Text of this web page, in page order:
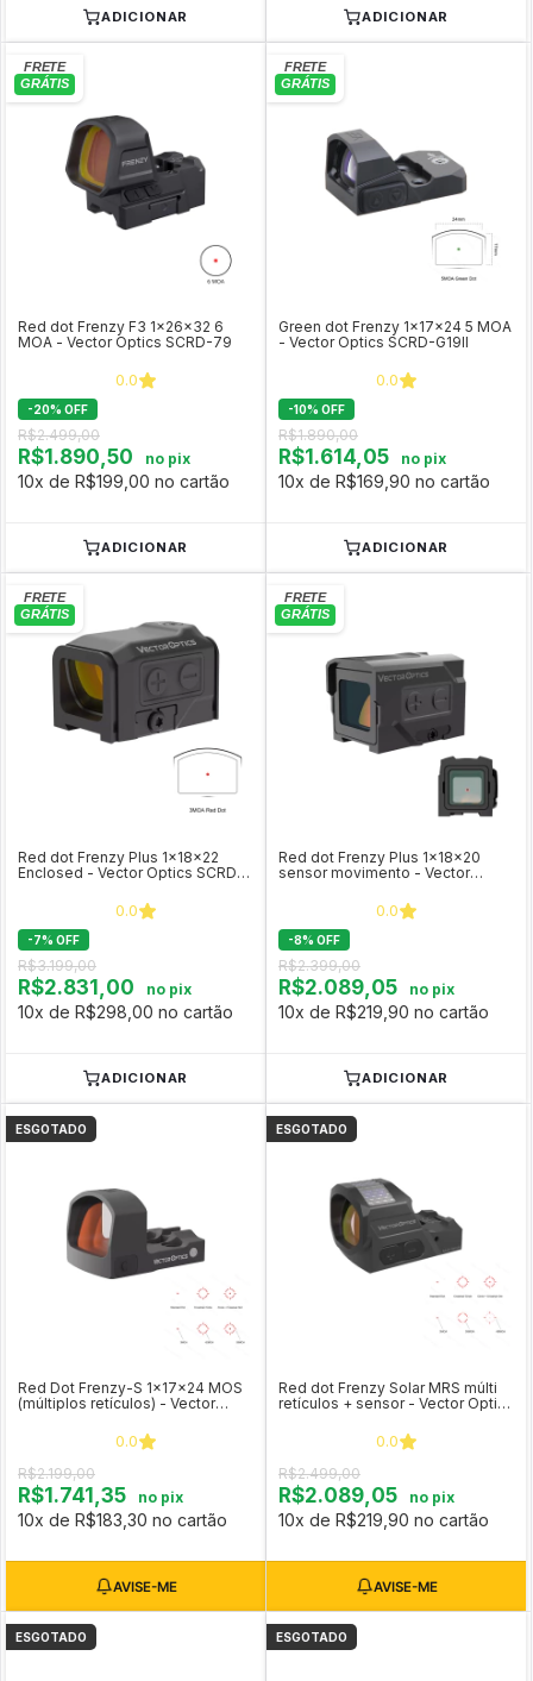
ADICIONAR ADICIONAR
Red dot Frenzy F3 1x26x32 6
MOA - Vector Optics SCRD-79
0.0
-20% OFF
R$2.499,00
R$1.890,50 no pix
10x de R$199,00 no cartão
ADICIONAR
Green dot Frenzy 1x17x24 5 MOA
- Vector Optics SCRD-G19II
0.0
-10% OFF
R$1.890,00
R$1.614,05 no pix
10x de R$169,90 no cartão
ADICIONAR
Red dot Frenzy Plus 1x18x22
Enclosed - Vector Optics SCRD-
0.0
-7% OFF
R$3.199,00
R$2.831,00 no pix
10x de R$298,00 no cartão
ADICIONAR
Red dot Frenzy Plus 1x18x20
sensor movimento - Vector
0.0
-8% OFF
R$2.399,00
R$2.089,05 no pix
10x de R$219,90 no cartão
ADICIONAR
ESGOTADO
Red Dot Frenzy-S 1x17x24 MOS
(múltiplos retículos) - Vector
0.0
R$2.199,00
R$1.741,35 no pix
10x de R$183,30 no cartão
ESGOTADO
Red dot Frenzy Solar MRS múlti
retículos + sensor - Vector Optics
0.0
R$2.499,00
R$2.089,05 no pix
10x de R$219,90 no cartão
ESGOTADO ESGOTADO